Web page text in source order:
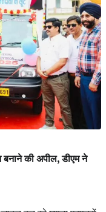
की अपील, डीएम ने